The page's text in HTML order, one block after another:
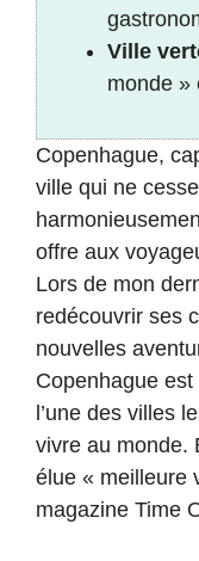
Ville
monde »
Copenhague,
ville qui ne
offre aux
Lors de mon
redécouvrir ses
nouvelles
Copenhague est
l’une des villes
vivre au monde.
élue « meilleure
magazine Time